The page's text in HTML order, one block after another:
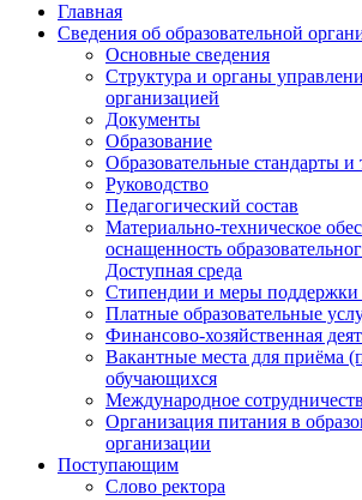
Главная
Сведения об образовательной
Основные сведения
Структура и органы
организацией
Документы
Образование
Образовательные стандарты и
Руководство
Педагогический состав
Материально-техническое
оснащенность
Доступная среда
Стипендии и меры
Платные образовательные
Финансово-хозяйственная
Вакантные места для приёма
обучающихся
Международное
Организация питания в
организации
Поступающим
Слово ректора